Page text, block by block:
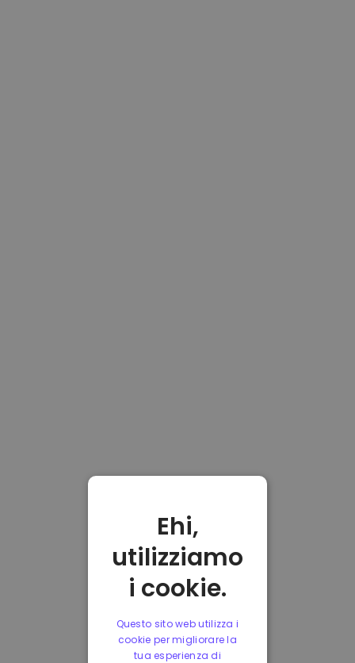
Ehi,
utilizziamo
i cookie.
Questo sito web utilizza i
cookie per migliorare la
tua esperienza di